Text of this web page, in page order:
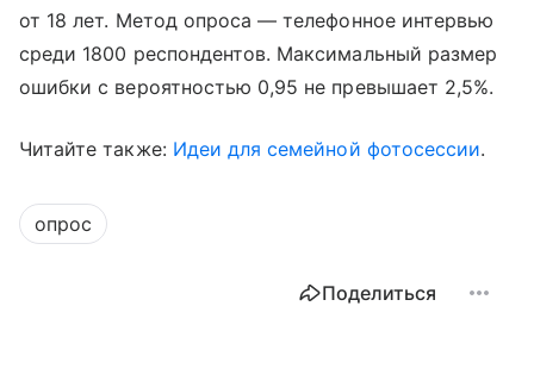
от 18 лет. Метод опроса — телефонное интервью
среди 1800 респондентов. Максимальный размер
ошибки с вероятностью 0,95 не превышает 2,5%.
Читайте также: Идеи для семейной фотосессии.
опрос
Поделиться